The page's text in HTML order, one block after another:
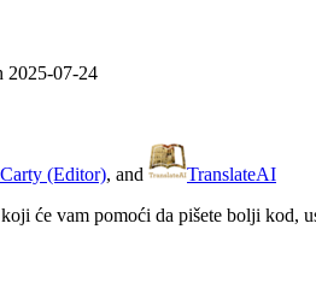
2025-07-24
(Editor), and
TranslateAI
će vam pomoći da pišete bolji kod,